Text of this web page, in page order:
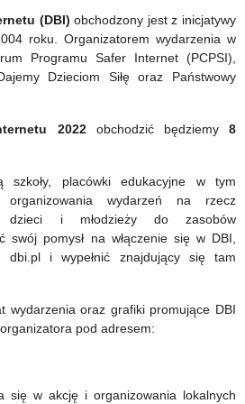
(DBI) obchodzony jest z inicjatywy
roku. Organizatorem wydarzenia w
Programu Safer Internet (PCPSI),
Dzieciom Siłę oraz Państwowy
2022obchodzić będziemy 8
szkoły, placówki edukacyjne w tym
wydarzeń na rzecz
dzieci i młodzieży do zasobów
swój pomysł na włączenie się w DBI,
i wypełnić znajdujący się tam
wydarzenia oraz grafiki promujące DBI
pod adresem:
się w akcję i organizowania lokalnych